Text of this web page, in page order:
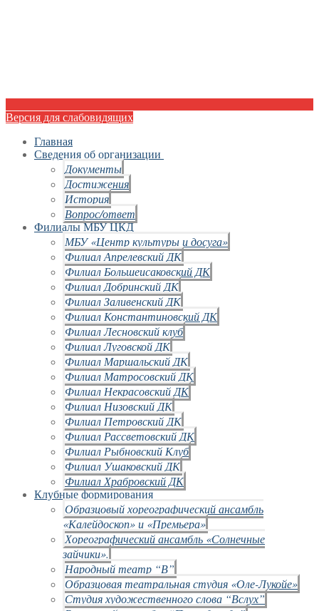
Версия для слабовидящих
Главная
Сведения об организации
Документы
Достижения
История
Вопрос/ответ
Филиалы МБУ ЦКД
МБУ «Центр культуры и досуга»
Филиал Апрелевский ДК
Филиал Большеисаковский ДК
Филиал Добринский ДК
Филиал Заливенский ДК
Филиал Константиновский ДК
Филиал Лесновский клуб
Филиал Луговской ДК
Филиал Маршальский ДК
Филиал Матросовский ДК
Филиал Некрасовский ДК
Филиал Низовский ДК
Филиал Петровский ДК
Филиал Рассветовский ДК
Филиал Рыбновский Клуб
Филиал Ушаковский ДК
Филиал Храбровский ДК
Клубные формирования
Образцовый хореографический ансамбль
«Калейдоскоп» и «Премьера»
Хореографический ансамбль «Солнечные
зайчики».
Народный театр “В”
Образцовая театральная студия «Оле-Лукойе»
Студия художественного слова “Вслух”